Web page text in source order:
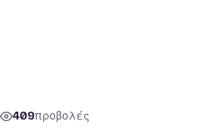
409προβολές